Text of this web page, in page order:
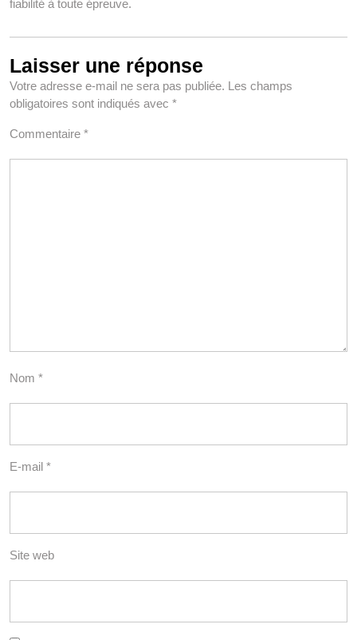
fiabilité à toute épreuve.
Laisser une réponse
Votre adresse e-mail ne sera pas publiée. Les champs
obligatoires sont indiqués avec *
Commentaire *
Nom *
E-mail *
Site web